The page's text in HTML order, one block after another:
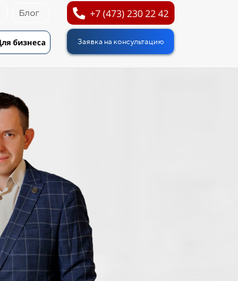
Блог +7 (473) 230 22 42
бизнеса Заявка на консультацию